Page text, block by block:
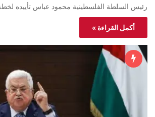
رئيس السلطة الفلسطينية محمود عباس تأييده لخطة
أكمل القراءة »